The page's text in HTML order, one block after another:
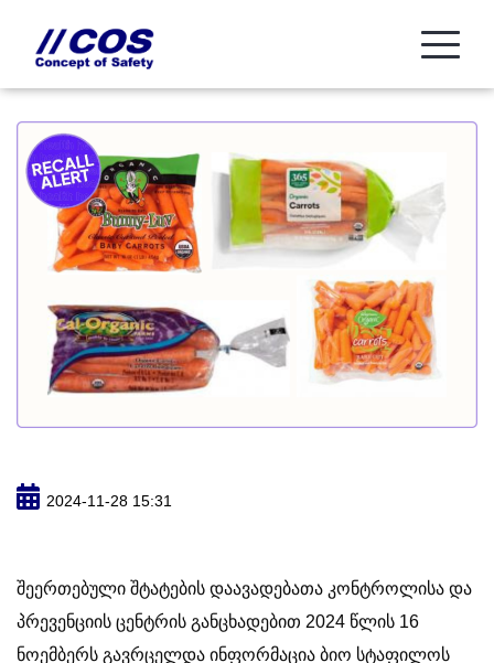
2024-11-28 15:31
შეერთებული შტატების დაავადებათა კონტროლისა და
პრევენციის ცენტრის განცხადებით 2024 წლის 16
ნოემბერს გავრცელდა ინფორმაცია ბიო სტაფილოს